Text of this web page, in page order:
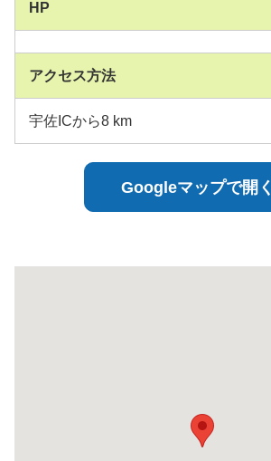
HP
アクセス方法
宇佐ICから8 km
Googleマップで開く